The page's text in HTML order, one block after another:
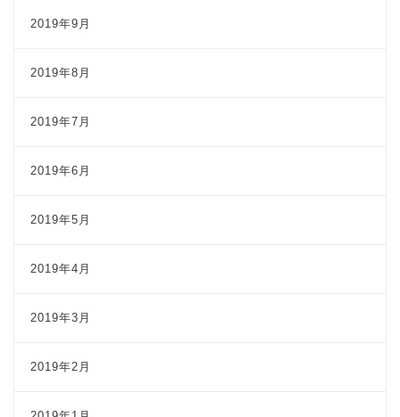
2019年9月
2019年8月
2019年7月
2019年6月
2019年5月
2019年4月
2019年3月
2019年2月